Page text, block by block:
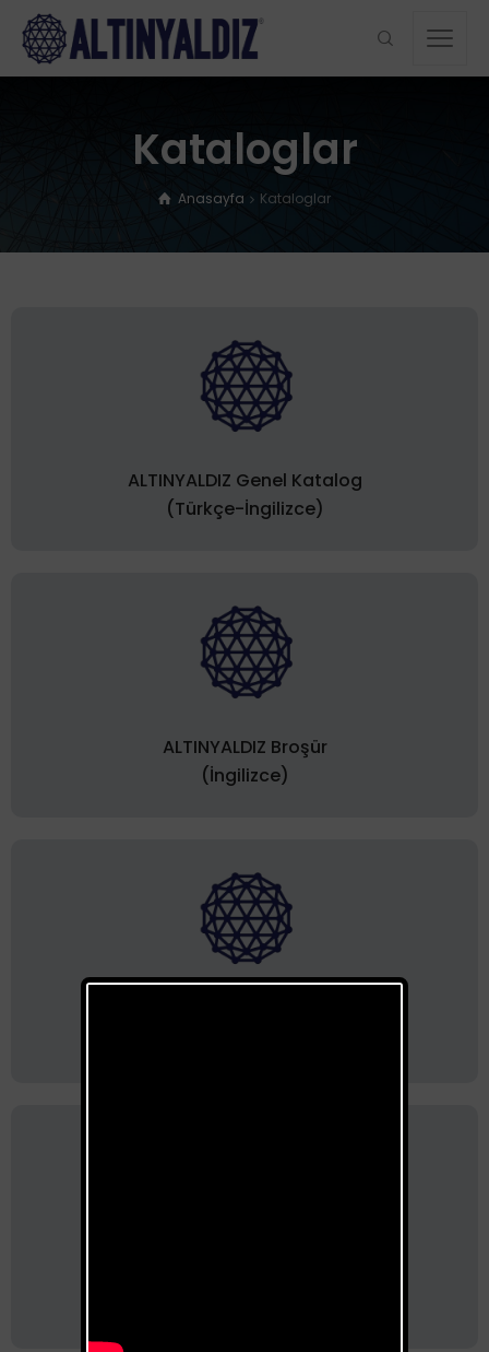
Kataloglar
Anasayfa Kataloglar
ALTINYALDIZ Genel Katalog
(Türkçe-İngilizce)
ALTINYALDIZ Broşür
(İngilizce)